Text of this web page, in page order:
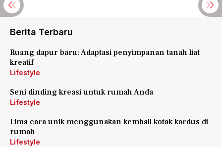
Berita Terbaru
Ruang dapur baru: Adaptasi penyimpanan tanah liat
kreatif
Lifestyle
Seni dinding kreasi untuk rumah Anda
Lifestyle
Lima cara unik menggunakan kembali kotak kardus di
rumah
Lifestyle